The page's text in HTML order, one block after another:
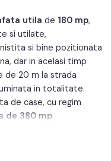
P+M
Sud-Est
utila de 180 mp,
si utilate,
si bine pozitionata
dar in acelasi timp
de 20 m la strada
in totalitate.
de case, cu regim
de 380 mp.
nivele parter si